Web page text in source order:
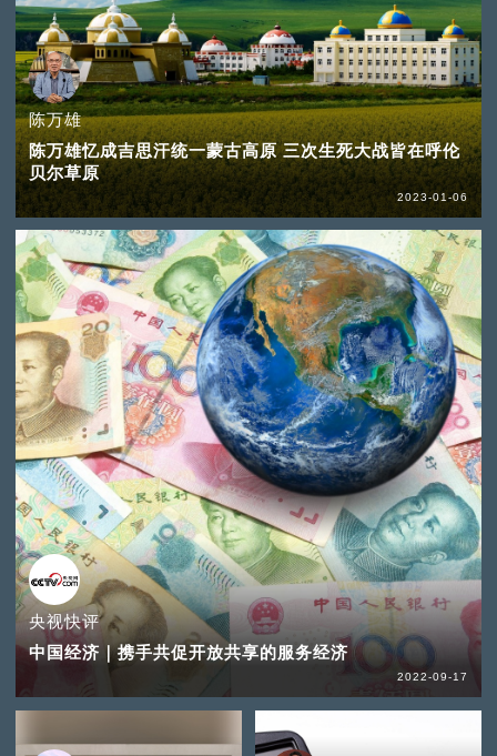
陈万雄
陈万雄忆成吉思汗统一蒙古高原 三次生死大战皆在呼伦
贝尔草原
2023-01-06
央视快评
中国经济｜携手共促开放共享的服务经济
2022-09-17